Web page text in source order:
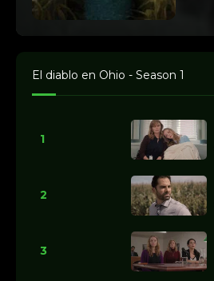
El diablo en Ohio - Season 1
1
2
3